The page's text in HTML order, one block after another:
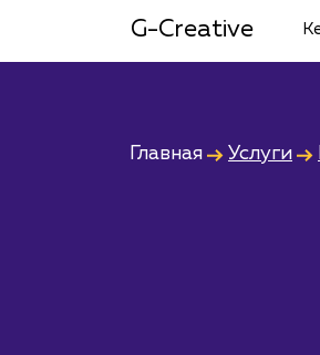
G-Creative
Главная Услуги